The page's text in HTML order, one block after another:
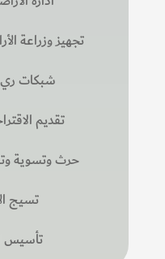
تجهيز وزراعة
شبكات ري
تقديم
حرث وتسوية
تسيج
تأسيس